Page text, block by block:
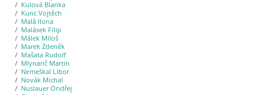
Kulová Blanka
Kunc Vojtěch
Malá Ilona
Malásek Filip
Málek Miloš
Marek Zdeněk
Mašata Rudolf
Mlynarič Martin
Nemeškal Libor
Novák Michal
Nuslauer Ondřej